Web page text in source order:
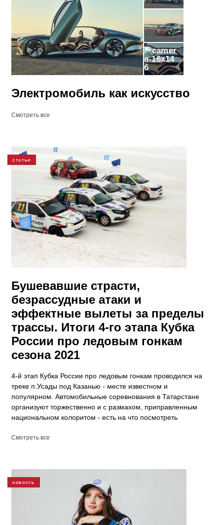
6
Электромобиль как искусство
Смотреть все
СТАТЬИ
Бушевавшие страсти,
безрассудные атаки и
эффектные вылеты за пределы
трассы. Итоги 4-го этапа Кубка
России про ледовым гонкам
сезона 2021
​4-й этап Кубка России про ледовым гонкам проводился на
треке п.Усады под Казанью - месте известном и
популярном. Автомобильные соревнования в Татарстане
организуют торжественно и с размахом, приправленным
национальном колоритом - есть на что посмотреть
Смотреть все
НОВОСТЬ